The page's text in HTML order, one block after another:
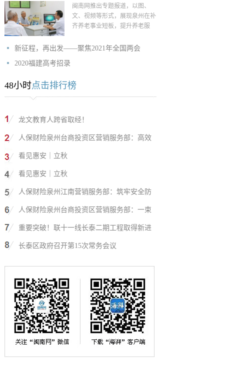
闽南网推出专题报道，以图、
文、视频等形式，展现泉州在补
齐养老事业短板，提升养老服
新征程，再出发——聚焦2021年全国两会
2020福建高考招录
48小时点击排行榜
龙文教育人跨省取经！
人保财险泉州台商投资区营销服务部：高效
看见惠安｜立秋
看见惠安｜立秋
人保财险泉州江南营销服务部：筑牢安全防
人保财险泉州台商投资区营销服务部：一束
重要突破！联十一线长泰二期工程取得新进
长泰区政府召开第15次常务会议